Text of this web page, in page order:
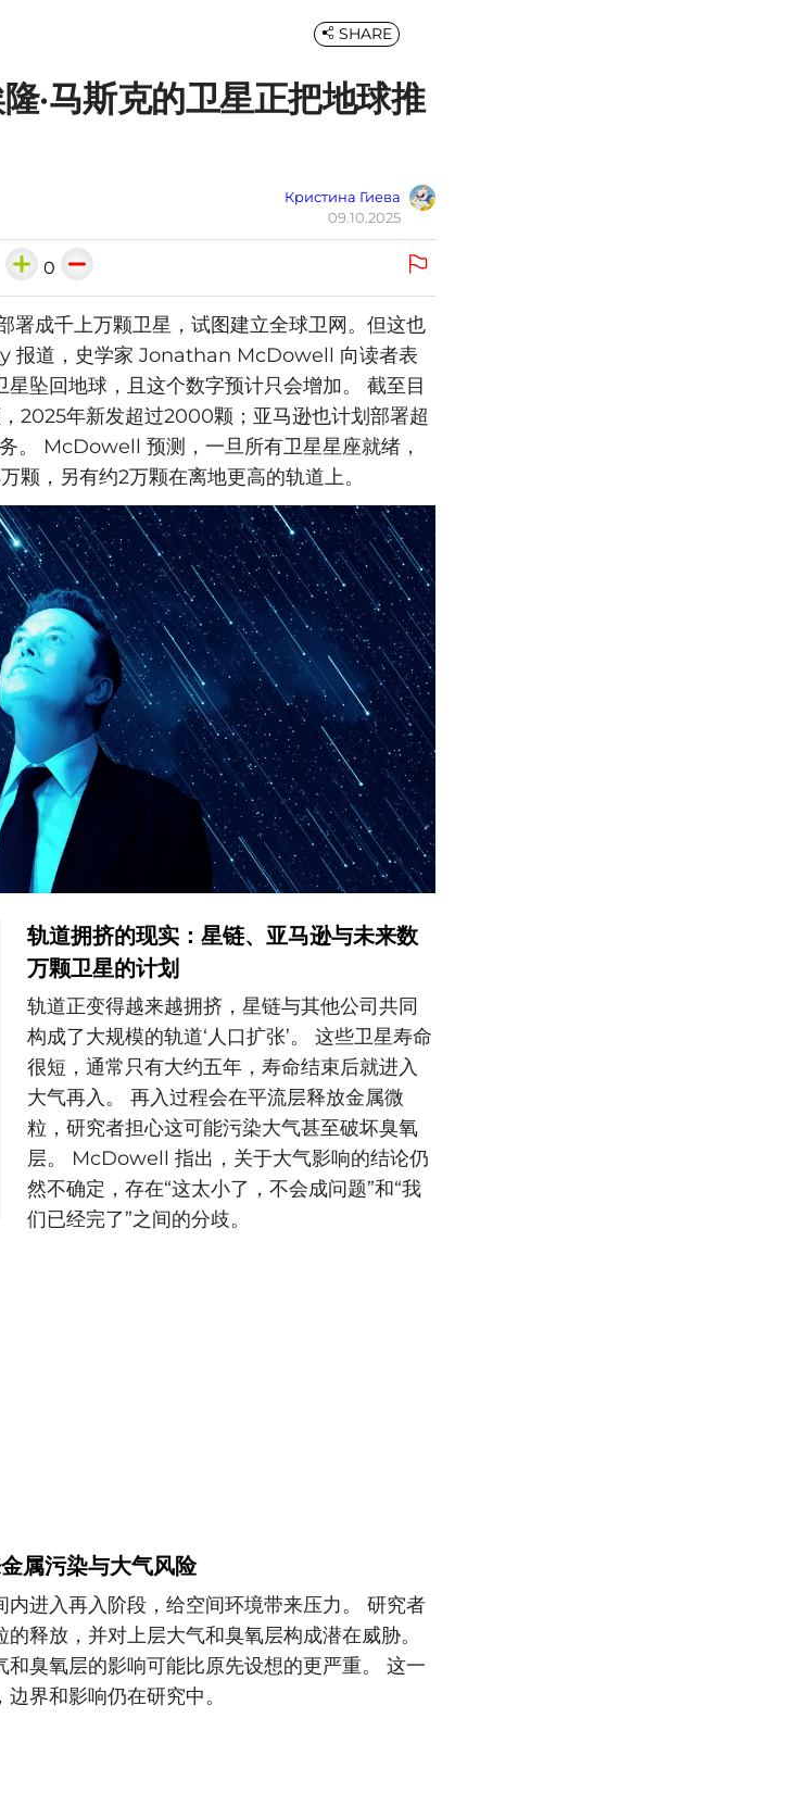
·马斯克的卫星正把地球推
Кристина Гиева
09.10.2025
SHARE
0
署成千上万颗卫星，试图建立全球卫网。但这也
报道，史学家 Jonathan McDowell 向读者表
坠回地球，且这个数字预计只会增加。 截至目
2025年新发超过2000颗；亚马逊也计划部署超
。 McDowell 预测，一旦所有卫星星座就绪，
颗，另有约2万颗在离地更高的轨道上。
轨道拥挤的现实：星链、亚马逊与未来数
万颗卫星的计划
轨道正变得越来越拥挤，星链与其他公司共同
构成了大规模的轨道‘人口扩张’。 这些卫星寿命
很短，通常只有大约五年，寿命结束后就进入
大气再入。 再入过程会在平流层释放金属微
粒，研究者担心这可能污染大气甚至破坏臭氧
层。 McDowell 指出，关于大气影响的结论仍
然不确定，存在“这太小了，不会成问题”和“我
们已经完了”之间的分歧。
属污染与大气风险
进入再入阶段，给空间环境带来压力。 研究者
释放，并对上层大气和臭氧层构成潜在威胁。
臭氧层的影响可能比原先设想的更严重。 这一
界和影响仍在研究中。